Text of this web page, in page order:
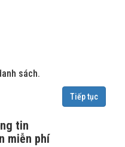
sách.
Tiếp tục
tin
miễn phí